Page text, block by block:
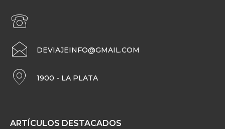
DEVIAJEINFO@GMAIL.COM
1900 - LA PLATA
ARTÍCULOS DESTACADOS